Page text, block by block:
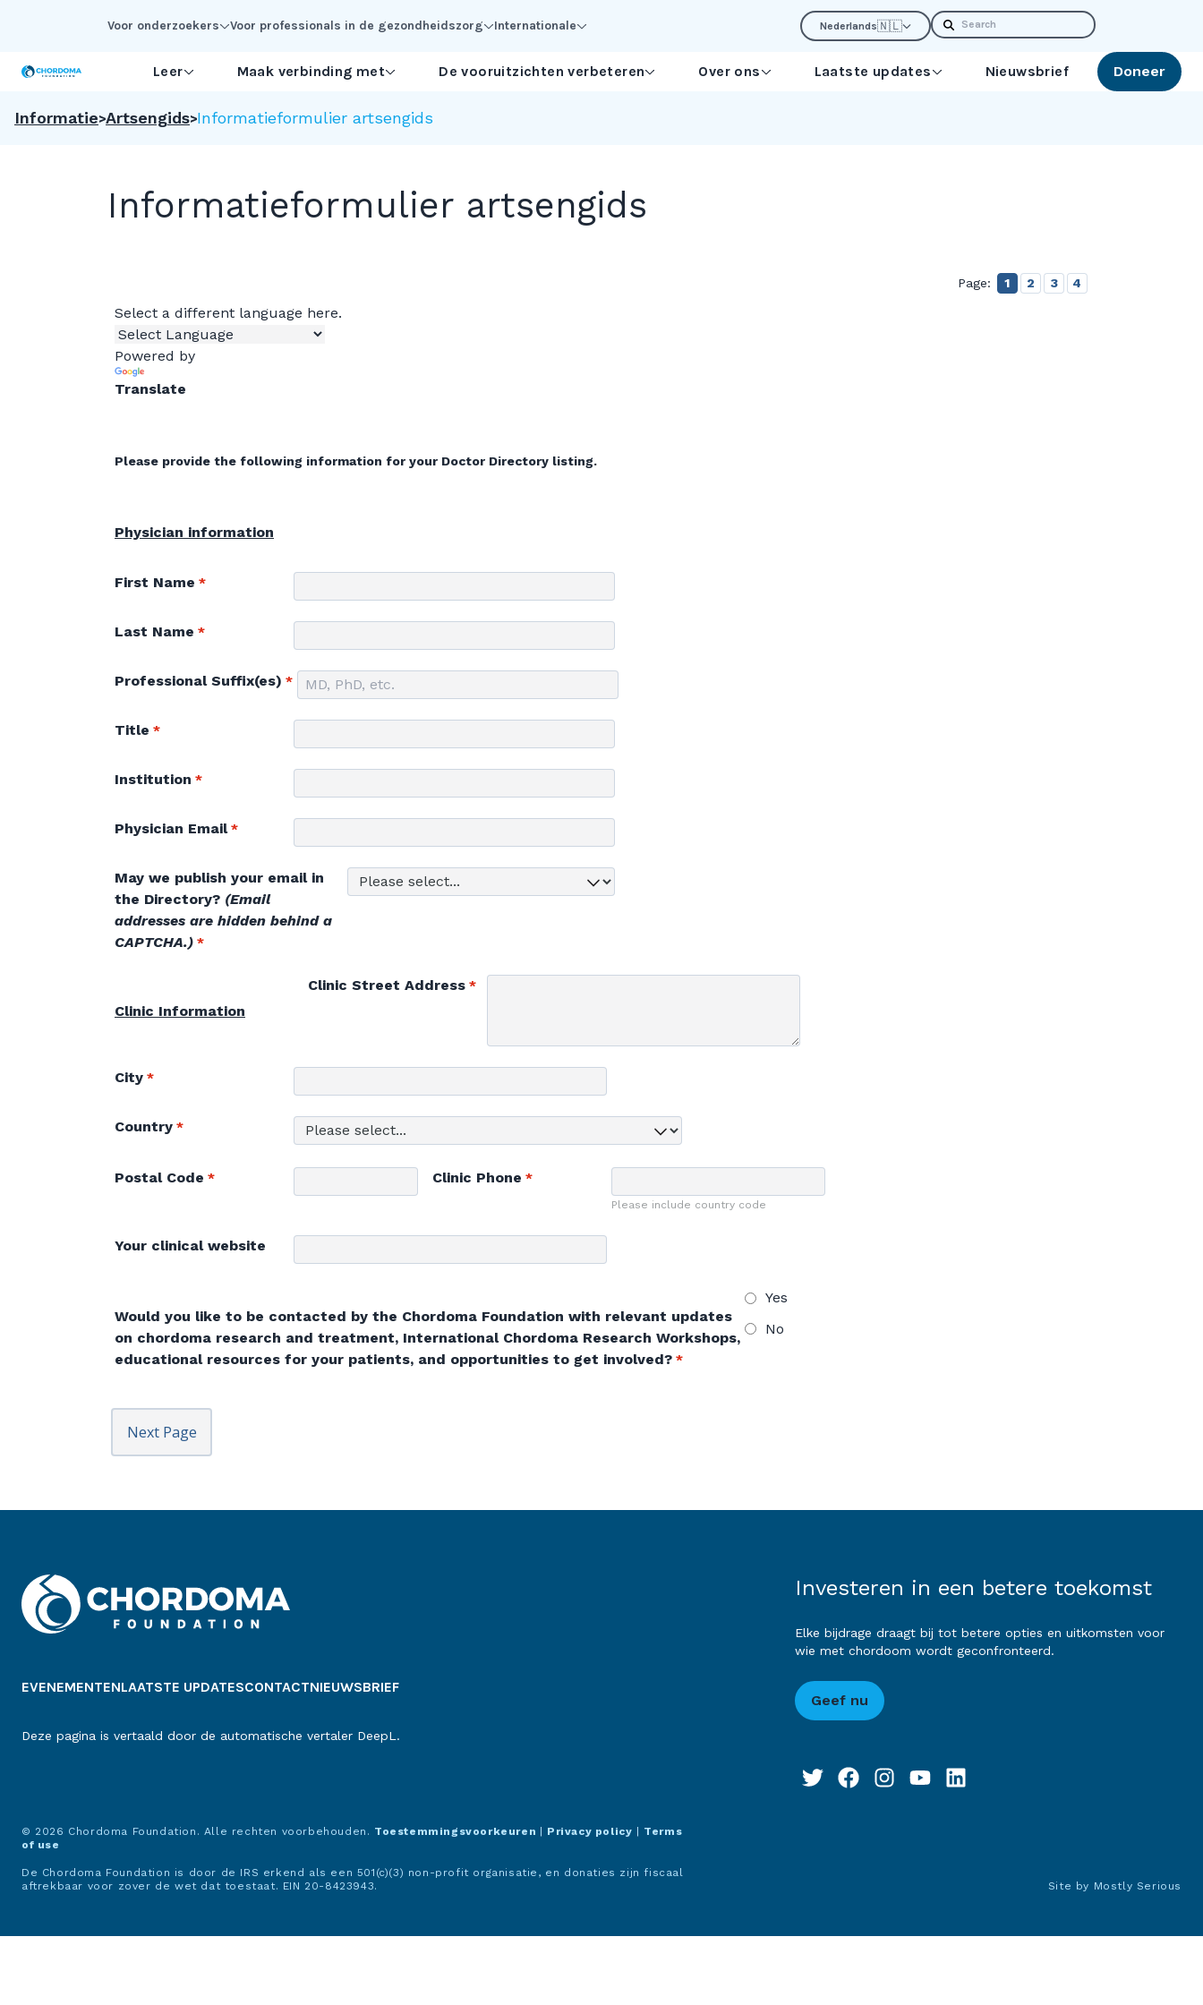
Voor onderzoekers Voor professionals in de gezondheidszorg Internationale Nederlands🇳🇱 Search
Leer Maak verbinding met De vooruitzichten verbeteren Over ons Laatste updates Nieuwsbrief Doneer
Informatie Artsengids Informatieformulier artsengids
Informatieformulier artsengids
Page: 1 2 3 4
Select a different language here.
Powered by
Translate
Please provide the following information for your Doctor Directory listing.
Physician information
First Name
Last Name
Professional Suffix(es)
Title
Institution
Physician Email
May we publish your email in
the Directory? (Email
addresses are hidden behind a
CAPTCHA.)
Clinic Information
Clinic Street Address
City
Country
Postal Code Clinic Phone
Please include country code
Your clinical website
Would you like to be contacted by the Chordoma Foundation with relevant updates
on chordoma research and treatment, International Chordoma Research Workshops,
educational resources for your patients, and opportunities to get involved?
Yes
No
EVENEMENTENLAATSTE UPDATESCONTACTNIEUWSBRIEF
Deze pagina is vertaald door de automatische vertaler DeepL.
Investeren in een betere toekomst
Elke bijdrage draagt bij tot betere opties en uitkomsten voor
wie met chordoom wordt geconfronteerd.
Geef nu
© 2026 Chordoma Foundation. Alle rechten voorbehouden. Toestemmingsvoorkeuren Privacy policy
Terms
of use
De Chordoma Foundation is door de IRS erkend als een 501(c)(3) non-profit organisatie, en donaties zijn fiscaal
aftrekbaar voor zover de wet dat toestaat. EIN 20-8423943.
Site by Mostly Serious